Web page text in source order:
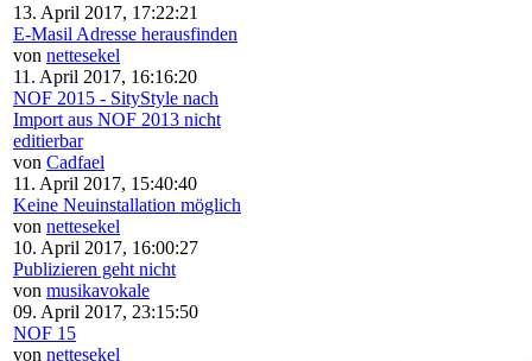
13. April 2017, 17:22:21
E-Masil Adresse herausfinden
von nettesekel
11. April 2017, 16:16:20
NOF 2015 - SityStyle nach
Import aus NOF 2013 nicht
editierbar
von Cadfael
11. April 2017, 15:40:40
Keine Neuinstallation möglich
von nettesekel
10. April 2017, 16:00:27
Publizieren geht nicht
von musikavokale
09. April 2017, 23:15:50
NOF 15
von nettesekel